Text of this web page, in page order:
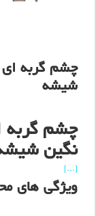
شیشه
نگین
[...]
ویژگی های